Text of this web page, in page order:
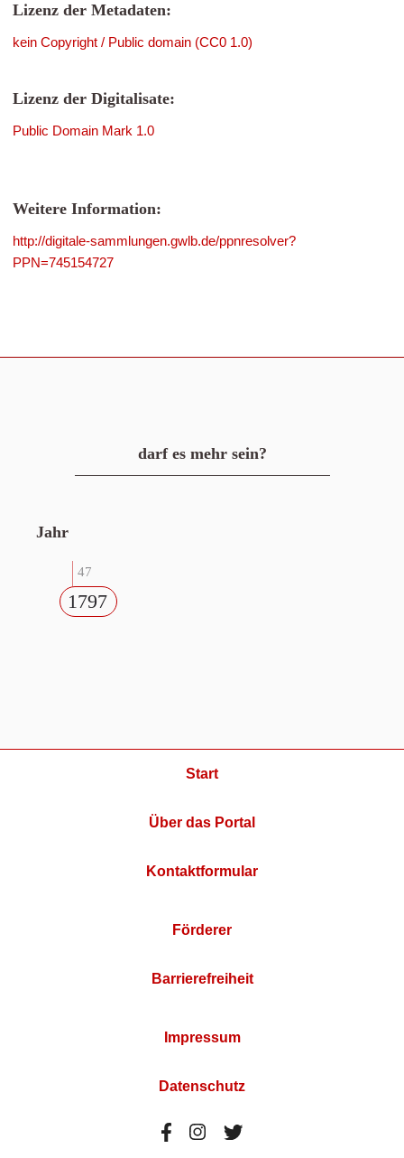
Lizenz der Metadaten:
kein Copyright / Public domain (CC0 1.0)
Lizenz der Digitalisate:
Public Domain Mark 1.0
Weitere Information:
http://digitale-sammlungen.gwlb.de/ppnresolver?
PPN=745154727
darf es mehr sein?
Jahr
47
1797
Start
Über das Portal
Kontaktformular
Förderer
Barrierefreiheit
Impressum
Datenschutz